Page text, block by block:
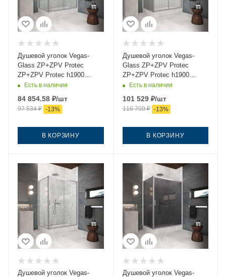
Душевой уголок Vegas-
Glass ZP+ZPV Protec
ZP+ZPV Protec h1900
170*95 07 02 170х95 стекло
без поддона
Есть в наличии
84 854.58 ₽/шт
97 534₽ -13%
В КОРЗИНУ
Душевой уголок Vegas-
Glass ZP+ZPV Protec
ZP+ZPV Protec h1900
170*95 07 Moru 170х95
хром без поддона
Есть в наличии
101 529₽/шт
116 700₽ -13%
В КОРЗИНУ
Душевой уголок Vegas-
Душевой уголок Vegas-